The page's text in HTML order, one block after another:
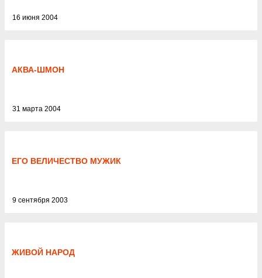
16 июня 2004
АКВА-ШМОН
31 марта 2004
ЕГО ВЕЛИЧЕСТВО МУЖИК
9 сентября 2003
ЖИВОЙ НАРОД